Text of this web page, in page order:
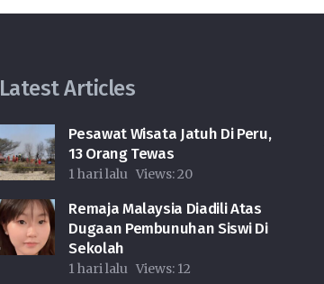
Latest Articles
Pesawat Wisata Jatuh Di Peru,
13 Orang Tewas
1 hari lalu Views:20
Remaja Malaysia Diadili Atas
Dugaan Pembunuhan Siswi Di
Sekolah
1 hari lalu Views: 12